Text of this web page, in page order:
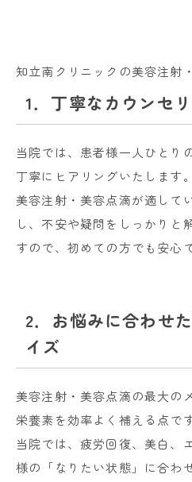
知立南クリニックの美容注射
1．丁寧なカウンセ
当院では、患者様一人ひとり
丁寧にヒアリングいたします。
美容注射・美容点滴が適して
し、不安や疑問をしっかりと
すので、初めての方でも安心で
2．お悩みに合わせ
イズ
美容注射・美容点滴の最大の
栄養素を効率よく補える点です
当院では、疲労回復、美白、
様の「なりたい状態」に合わ